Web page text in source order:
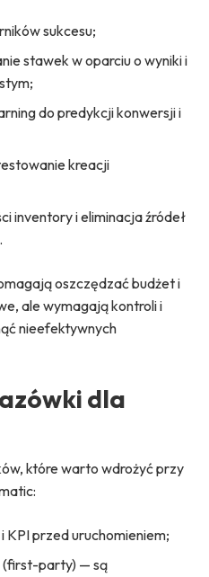
sukcesu;
stawek w oparciu o wyniki i
do predykcji konwersji i
kreacji
inventory i eliminacja źródeł
oszczędzać budżet i
ale wymagają kontroli i
nieefektywnych
dla
które warto wdrożyć przy
KPI przed uruchomieniem;
(first-party) — są